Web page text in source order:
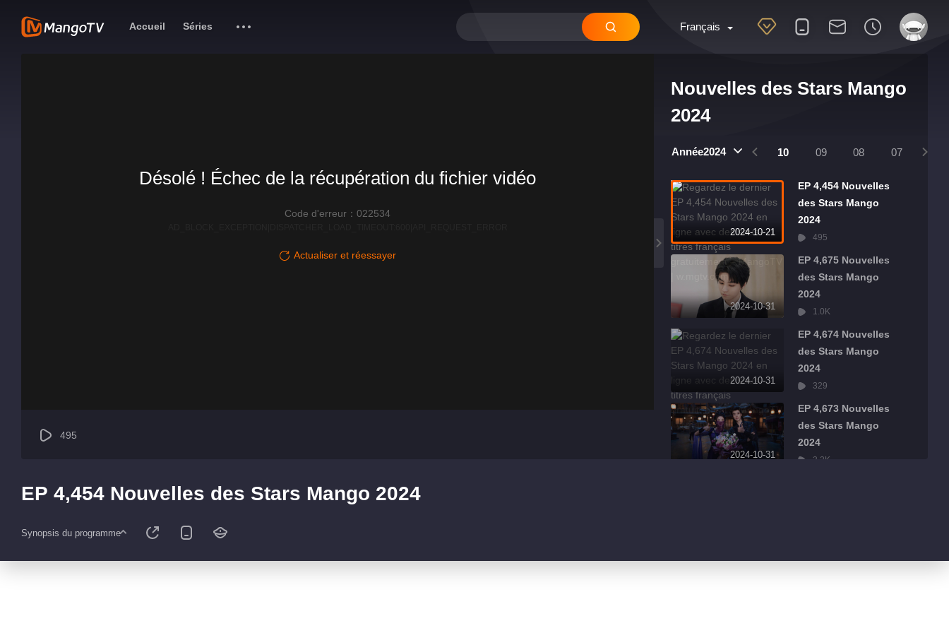
Français
Accueil Séries
Nouvelles des Stars Mango
2024
Année2024
01 12 11 10 09 08 07
2024-10-21
EP 4,454 Nouvelles
des Stars Mango
2024
495
2024-10-31
EP 4,675 Nouvelles
des Stars Mango
2024
1.0K
2024-10-31
EP 4,674 Nouvelles
des Stars Mango
2024
329
2024-10-31
EP 4,673 Nouvelles
des Stars Mango
2024
3.2K
Désolé ! Échec de la récupération du fichier vidéo
Code d'erreur：022534
Actualiser et réessayer
495
EP 4,454 Nouvelles des Stars Mango 2024
Synopsis du programme